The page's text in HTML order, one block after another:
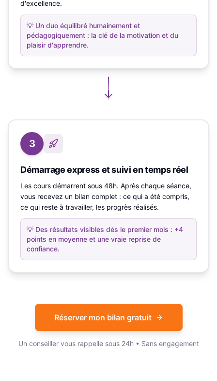
d'excellence.
💡 Un duo équilibré humainement et
pédagogiquement : la clé de la motivation et du
plaisir d'apprendre.
3
Démarrage express et suivi en temps réel
Les cours démarrent sous 48h. Après chaque séance,
vous recevez un bilan complet : ce qui a été compris,
ce qui reste à travailler, les progrès réalisés.
💡 Des résultats visibles dès le premier mois : +4
points en moyenne et une vraie reprise de
confiance.
Réserver mon bilan gratuit
Un conseiller vous rappelle sous 24h • Sans engagement